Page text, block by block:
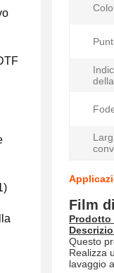
Film
Prodotto
Questo
Realizza
lavaggio